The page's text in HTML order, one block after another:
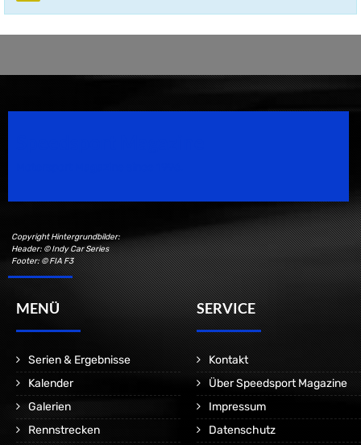
Copyright Hintergrundbilder:
Header: © Indy Car Series
Footer: © FIA F3
MENÜ
Serien & Ergebnisse
Kalender
Galerien
Rennstrecken
SERVICE
Kontakt
Über Speedsport Magazine
Impressum
Datenschutz